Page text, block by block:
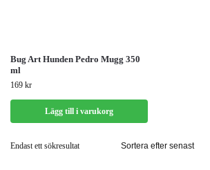
Bug Art Hunden Pedro Mugg 350
ml
169 kr
Lägg till i varukorg
Endast ett sökresultat